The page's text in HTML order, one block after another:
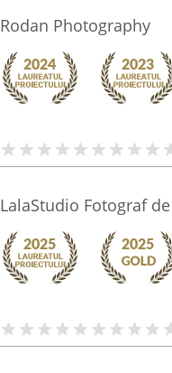
Rodan Photography
LalaStudio Fotograf